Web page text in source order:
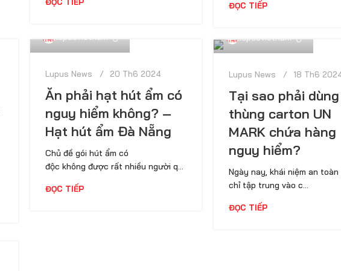
ĐỌC TIẾP
lupusvietnam
Lupus News 20 Th6 2024
Ăn phải hạt hút ẩm có
nguy hiểm không? –
Hạt hút ẩm Đà Nẵng
Chủ đề gói hút ẩm có
độc không được rất nhiều người q...
ĐỌC TIẾP
lupusvietnam
Lupus News 18 Th6
Tại sao phải dùng
thùng carton UN
MARK chứa hàng
nguy hiểm?
Ngày nay, khái niệm an toàn
chỉ tập trung vào c...
ĐỌC TIẾP